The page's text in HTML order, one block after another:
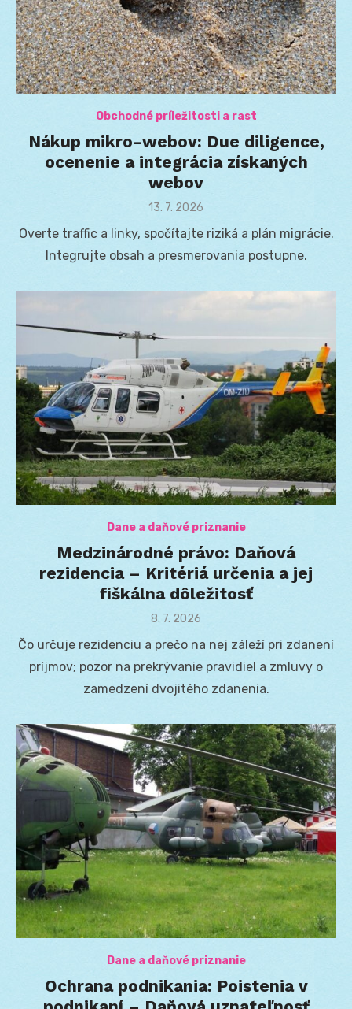
Obchodné príležitosti a rast
Nákup mikro-webov: Due diligence,
ocenenie a integrácia získaných
webov
Posted
13. 7. 2026
Overte traffic a linky, spočítajte riziká a plán migrácie.
Integrujte obsah a presmerovania postupne.
Dane a daňové priznanie
Medzinárodné právo: Daňová
rezidencia – Kritériá určenia a jej
fiškálna dôležitosť
Posted
8. 7. 2026
Čo určuje rezidenciu a prečo na nej záleží pri zdanení
príjmov; pozor na prekrývanie pravidiel a zmluvy o
zamedzení dvojitého zdanenia.
Dane a daňové priznanie
Ochrana podnikania: Poistenia v